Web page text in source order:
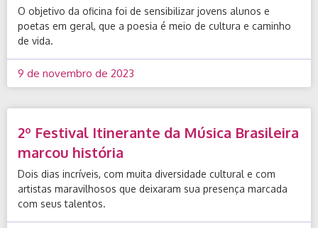
O objetivo da oficina foi de sensibilizar jovens alunos e
poetas em geral, que a poesia é meio de cultura e caminho
de vida.
9 de novembro de 2023
2º Festival Itinerante da Música Brasileira
marcou história
Dois dias incríveis, com muita diversidade cultural e com
artistas maravilhosos que deixaram sua presença marcada
com seus talentos.